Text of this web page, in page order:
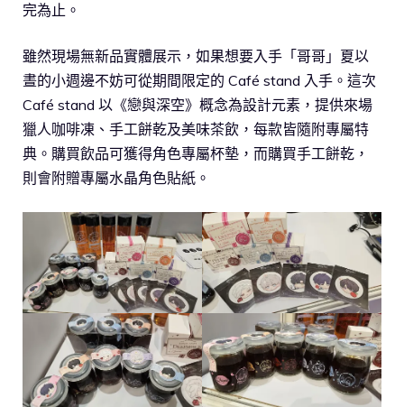
完為止。
雖然現場無新品實體展示，如果想要入手「哥哥」夏以
晝的小週邊不妨可從期間限定的 Café stand 入手。這次
Café stand 以《戀與深空》概念為設計元素，提供來場
獵人咖啡凍、手工餅乾及美味茶飲，每款皆隨附專屬特
典。購買飲品可獲得角色專屬杯墊，而購買手工餅乾，
則會附贈專屬水晶角色貼紙。